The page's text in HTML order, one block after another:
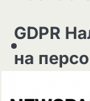
GDPR
на